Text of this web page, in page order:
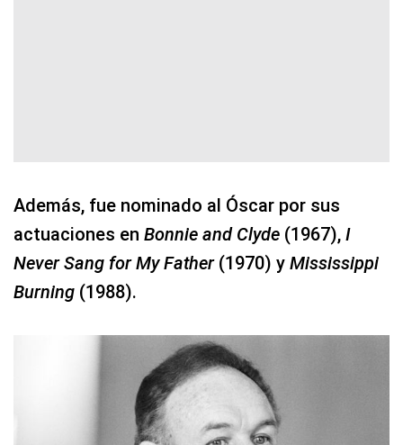
Además, fue nominado al Óscar por sus
actuaciones en Bonnie and Clyde (1967), I
Never Sang for My Father(1970) y Mississippi
Burning (1988).